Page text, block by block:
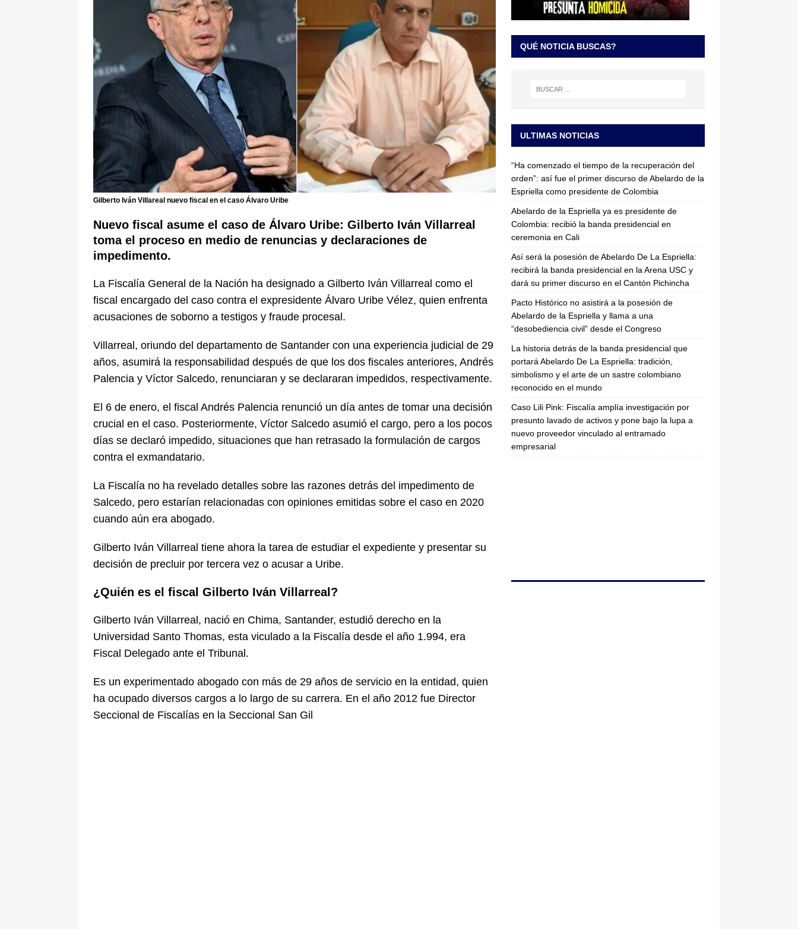
[ 6 de agosto de 2026 ] La historia detrás de la banda presidencial que portará Abelardo De La
Espriella: tradición, simbolismo y el arte de un sastre colombiano reconocido en el mundo LO
ÚLTIMO
Gilberto Iván Villareal nuevo fiscal en el caso Álvaro Uribe
Nuevo fiscal asume el caso de Álvaro Uribe: Gilberto Iván Villarreal
toma el proceso en medio de renuncias y declaraciones de
impedimento.
La Fiscalía General de la Nación ha designado a Gilberto Iván Villarreal como el
fiscal encargado del caso contra el expresidente Álvaro Uribe Vélez, quien enfrenta
acusaciones de soborno a testigos y fraude procesal.
Villarreal, oriundo del departamento de Santander con una experiencia judicial de 29
años, asumirá la responsabilidad después de que los dos fiscales anteriores, Andrés
Palencia y Víctor Salcedo, renunciaran y se declararan impedidos, respectivamente.
El 6 de enero, el fiscal Andrés Palencia renunció un día antes de tomar una decisión
crucial en el caso. Posteriormente, Víctor Salcedo asumió el cargo, pero a los pocos
días se declaró impedido, situaciones que han retrasado la formulación de cargos
contra el exmandatario.
La Fiscalía no ha revelado detalles sobre las razones detrás del impedimento de
Salcedo, pero estarían relacionadas con opiniones emitidas sobre el caso en 2020
cuando aún era abogado.
Gilberto Iván Villarreal tiene ahora la tarea de estudiar el expediente y presentar su
decisión de precluir por tercera vez o acusar a Uribe.
¿Quién es el fiscal Gilberto Iván Villarreal?
Gilberto Iván Villarreal, nació en Chima, Santander, estudió derecho en la
Universidad Santo Thomas, esta viculado a la Fiscalía desde el año 1.994, era
Fiscal Delegado ante el Tribunal.
Es un experimentado abogado con más de 29 años de servicio en la entidad, quien
ha ocupado diversos cargos a lo largo de su carrera. En el año 2012 fue Director
Seccional de Fiscalías en la Seccional San Gil
QUÉ NOTICIA BUSCAS?
ULTIMAS NOTICIAS
“Ha comenzado el tiempo de la recuperación del
orden”: así fue el primer discurso de Abelardo de la
Espriella como presidente de Colombia
Abelardo de la Espriella ya es presidente de
Colombia: recibió la banda presidencial en
ceremonia en Cali
Así será la posesión de Abelardo De La Espriella:
recibirá la banda presidencial en la Arena USC y
dará su primer discurso en el Cantón Pichincha
Pacto Histórico no asistirá a la posesión de
Abelardo de la Espriella y llama a una
“desobediencia civil” desde el Congreso
La historia detrás de la banda presidencial que
portará Abelardo De La Espriella: tradición,
simbolismo y el arte de un sastre colombiano
reconocido en el mundo
Caso Lili Pink: Fiscalía amplía investigación por
presunto lavado de activos y pone bajo la lupa a
nuevo proveedor vinculado al entramado
empresarial